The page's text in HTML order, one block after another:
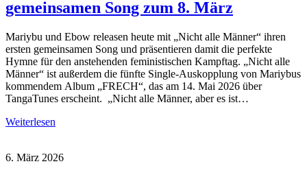
gemeinsamen Song zum 8. März
Mariybu und Ebow releasen heute mit „Nicht alle Männer“ ihren
ersten gemeinsamen Song und präsentieren damit die perfekte
Hymne für den anstehenden feministischen Kampftag. „Nicht alle
Männer“ ist außerdem die fünfte Single-Auskopplung von Mariybus
kommendem Album „FRECH“, das am 14. Mai 2026 über
TangaTunes erscheint. „Nicht alle Männer, aber es ist…
Weiterlesen
6. März 2026